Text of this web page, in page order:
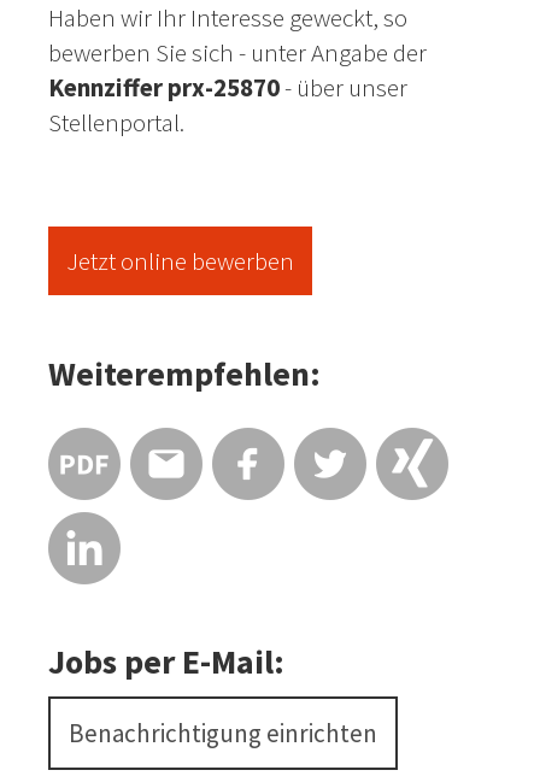
Haben wir Ihr Interesse geweckt, so
bewerben Sie sich - unter Angabe der
Kennziffer prx-25870- über unser
Stellenportal.
Jetzt online bewerben
Weiterempfehlen:
Jobs per E-Mail:
Benachrichtigung einrichten